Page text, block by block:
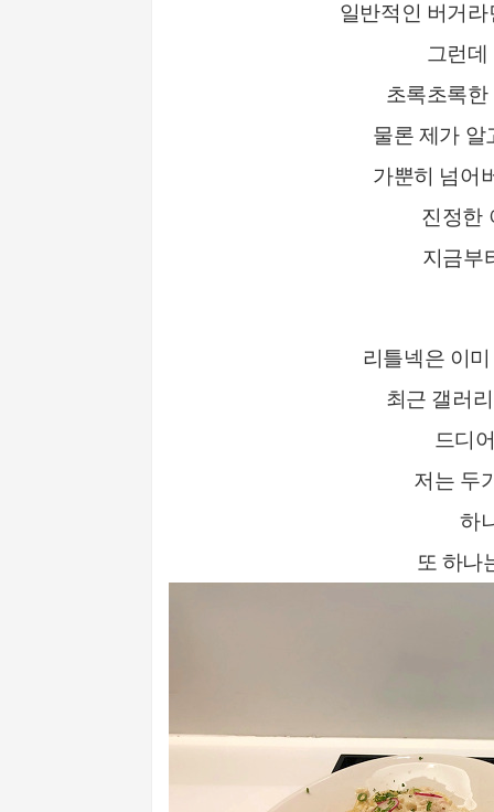
일반적인 버거
그런
초록초록
물론 제가 알
가뿐히 넘어
진정한
지금부
리틀넥은 이
최근 갤러
드디
저는 두
하
또 하나